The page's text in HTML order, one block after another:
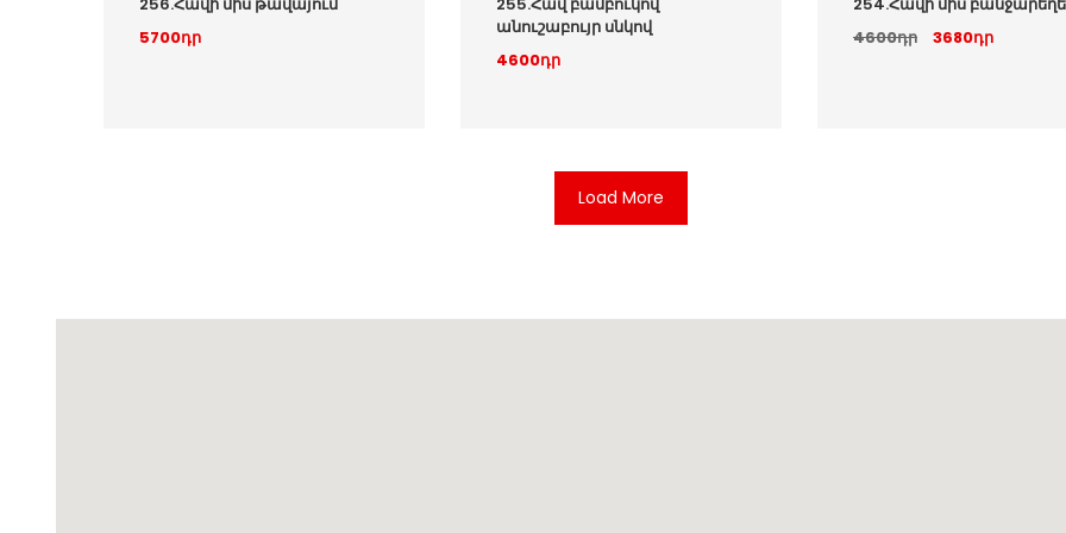
5700դր
անուշաբույր սնկով
4600դր
4600դր
3680դր
Load More